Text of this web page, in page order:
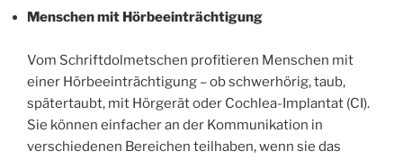
Menschen mit Hörbeeinträchtigung
Vom Schriftdolmetschen profitieren Menschen mit
einer Hörbeeinträchtigung – ob schwerhörig, taub,
spätertaubt, mit Hörgerät oder Cochlea-Implantat (CI).
Sie können einfacher an der Kommunikation in
verschiedenen Bereichen teilhaben, wenn sie das